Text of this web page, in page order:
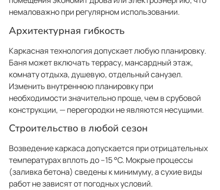
немаловажно при регулярном использовании.
Архитектурная гибкость
Каркасная технология допускает любую планировку.
Баня может включать террасу, мансардный этаж,
комнату отдыха, душевую, отдельный санузел.
Изменить внутреннюю планировку при
необходимости значительно проще, чем в срубовой
конструкции, — перегородки не являются несущими.
Строительство в любой сезон
Возведение каркаса допускается при отрицательных
температурах вплоть до –15 °C. Мокрые процессы
(заливка бетона) сведены к минимуму, а сухие виды
работ не зависят от погодных условий.